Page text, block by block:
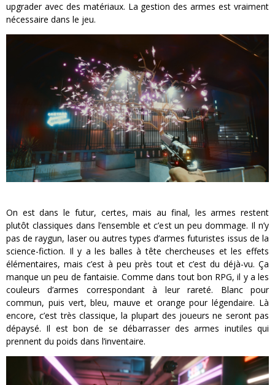
upgrader avec des matériaux. La gestion des armes est vraiment
nécessaire dans le jeu.
On est dans le futur, certes, mais au final, les armes restent
plutôt classiques dans l’ensemble et c’est un peu dommage. Il n’y
pas de raygun, laser ou autres types d’armes futuristes issus de la
science-fiction. Il y a les balles à tête chercheuses et les effets
élémentaires, mais c’est à peu près tout et c’est du déjà-vu. Ça
manque un peu de fantaisie. Comme dans tout bon RPG, il y a les
couleurs d’armes correspondant à leur rareté. Blanc pour
commun, puis vert, bleu, mauve et orange pour légendaire. Là
encore, c’est très classique, la plupart des joueurs ne seront pas
dépaysé. Il est bon de se débarrasser des armes inutiles qui
prennent du poids dans l’inventaire.